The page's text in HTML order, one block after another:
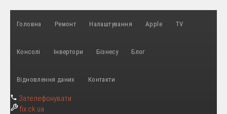
Головна Ремонт Налаштування Apple TV
Консолі Інвертори Бізнесу Блог
Відновлення даних Контакти
Зателефонувати
fix.ck.ua